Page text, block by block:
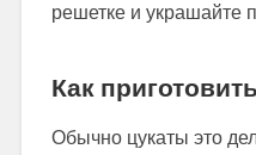
решетке и украшайте
Как
Обычно цукаты это